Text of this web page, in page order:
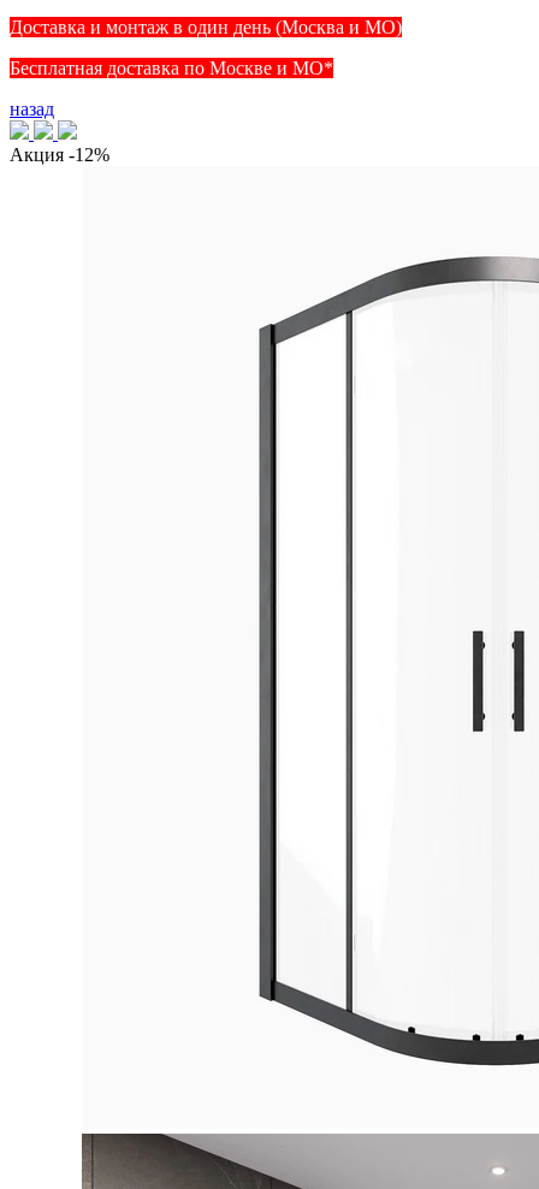
Доставка и монтаж в один день (Москва и МО)
Бесплатная доставка по Москве и МО*
назад
Акция -12%